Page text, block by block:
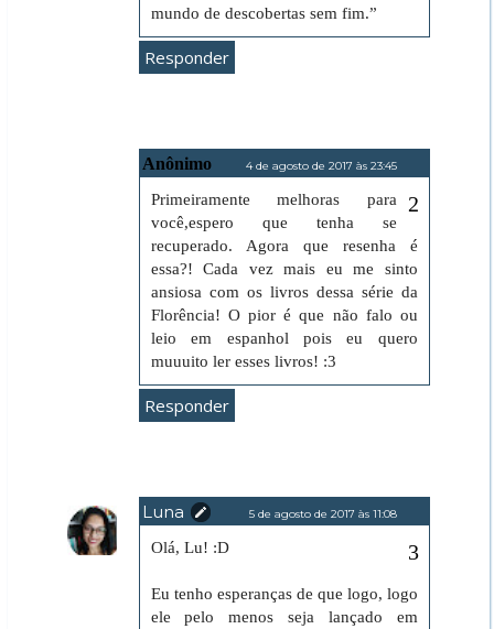
mundo de descobertas sem fim.”
Responder
Anônimo 4 de agosto de 2017 às 23:45
Primeiramente melhoras para
você,espero que tenha se
recuperado. Agora que resenha é
essa?! Cada vez mais eu me sinto
ansiosa com os livros dessa série da
Florência! O pior é que não falo ou
leio em espanhol pois eu quero
muuuito ler esses livros! :3
Responder
Luna 5 de agosto de 2017 às 11:08
Olá, Lu! :D
Eu tenho esperanças de que logo, logo
ele pelo menos seja lançado em